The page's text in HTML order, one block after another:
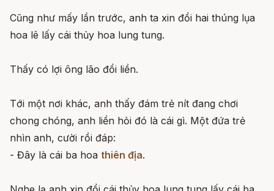
Cũng như mấy lần trước, anh ta xin đổi hai thúng lụa
hoa lê lấy cái thủy hoa lung tung.
Thấy có lợi ông lão đổi liền.
Tới một nơi khác, anh thấy đám trẻ nít đang chơi
chong chóng, anh liền hỏi đó là cái gì. Một đứa trẻ
nhìn anh, cười rồi đáp:
- Đây là cái ba hoa thiên địa.